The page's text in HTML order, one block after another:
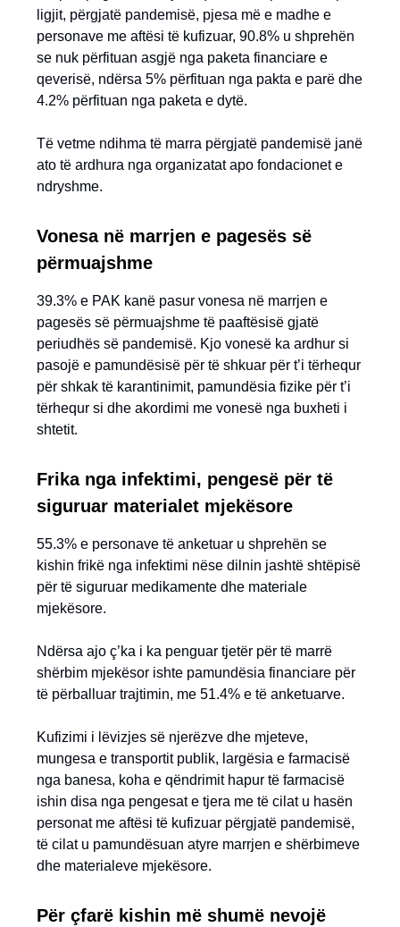
ligjit, përgjatë pandemisë, pjesa më e madhe e
personave me aftësi të kufizuar, 90.8% u shprehën
se nuk përfituan asgjë nga paketa financiare e
qeverisë, ndërsa 5% përfituan nga pakta e parë dhe
4.2% përfituan nga paketa e dytë.
Të vetme ndihma të marra përgjatë pandemisë janë
ato të ardhura nga organizatat apo fondacionet e
ndryshme.
Vonesa në marrjen e pagesës së
përmuajshme
39.3% e PAK kanë pasur vonesa në marrjen e
pagesës së përmuajshme të paaftësisë gjatë
periudhës së pandemisë. Kjo vonesë ka ardhur si
pasojë e pamundësisë për të shkuar për t’i tërhequr
për shkak të karantinimit, pamundësia fizike për t’i
tërhequr si dhe akordimi me vonesë nga buxheti i
shtetit.
Frika nga infektimi, pengesë për të
siguruar materialet mjekësore
55.3% e personave të anketuar u shprehën se
kishin frikë nga infektimi nëse dilnin jashtë shtëpisë
për të siguruar medikamente dhe materiale
mjekësore.
Ndërsa ajo ç’ka i ka penguar tjetër për të marrë
shërbim mjekësor ishte pamundësia financiare për
të përballuar trajtimin, me 51.4% e të anketuarve.
Kufizimi i lëvizjes së njerëzve dhe mjeteve,
mungesa e transportit publik, largësia e farmacisë
nga banesa, koha e qëndrimit hapur të farmacisë
ishin disa nga pengesat e tjera me të cilat u hasën
personat me aftësi të kufizuar përgjatë pandemisë,
të cilat u pamundësuan atyre marrjen e shërbimeve
dhe materialeve mjekësore.
Për çfarë kishin më shumë nevojë